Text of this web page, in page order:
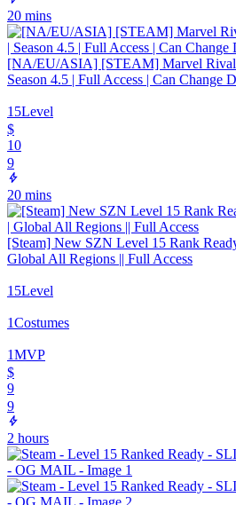
20 mins
[NA/EU/ASIA] [STEAM] Marvel Rival
Season 4.5 | Full Access | Can Change
15Level
$
10
9
20 mins
[Steam] New SZN Level 15 Rank
Global All Regions || Full Access
15Level
1Costumes
1MVP
$
9
9
2 hours